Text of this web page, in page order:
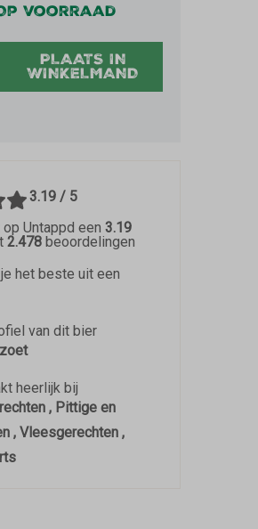
voorraad
PLAATS IN
WINKELMAND
3.19 / 5
Untappd een 3.19
2.478beoordelingen
het beste uit een
van dit bier
heerlijk bij
, Pittige en
, Vleesgerechten ,